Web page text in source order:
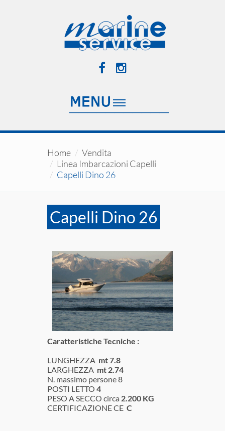
Home
Vendita
Linea Imbarcazioni Capelli
Capelli Dino 26
Capelli Dino 26
Caratteristiche Tecniche :
LUNGHEZZA mt 7.8
LARGHEZZA mt 2.74
N. massimo persone8
POSTI LETTO 4
PESO A SECCO circa 2.200 KG
CERTIFICAZIONE CE C